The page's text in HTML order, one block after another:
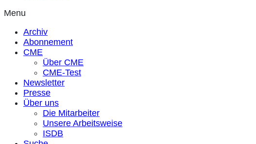
Menu
Archiv
Abonnement
CME
Über CME
CME-Test
Newsletter
Presse
Über uns
Die Mitarbeiter
Unsere Arbeitsweise
ISDB